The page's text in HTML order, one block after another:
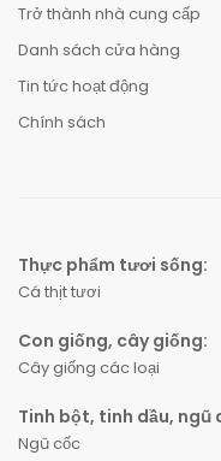
Trở thành nhà cung cấp
Danh sách cửa hàng
Tin tức hoạt động
Chính sách
Thực phẩm tươi sống:
Cá thịt tươi
Con giống, cây giống:
Cây giống các loại
Tinh bột, tinh dầu, ngũ
Ngũ cốc